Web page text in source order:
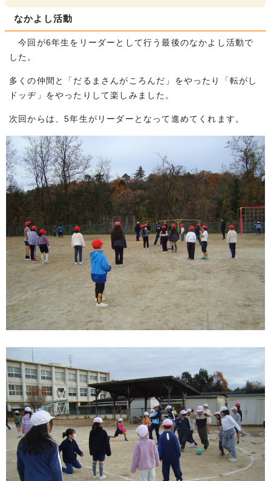
なかよし活動
今回が6年生をリーダーとして行う最後のなかよし活動で
した。
多くの仲間と「だるまさんがころんだ」をやったり「転がし
ドッヂ」をやったりして楽しみました。
次回からは、5年生がリーダーとなって進めてくれます。